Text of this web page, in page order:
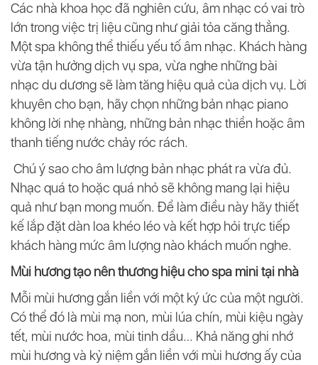
Các nhà khoa học đã nghiên cứu, âm nhạc có vai trò
lớn trong việc trị liệu cũng như giải tỏa căng thẳng.
Một spa không thể thiếu yếu tố âm nhạc. Khách hàng
vừa tận hưởng dịch vụ spa, vừa nghe những bài
nhạc du dương sẽ làm tăng hiệu quả của dịch vụ. Lời
khuyên cho bạn, hãy chọn những bản nhạc piano
không lời nhẹ nhàng, những bản nhạc thiền hoặc âm
thanh tiếng nước chảy róc rách.
Chú ý sao cho âm lượng bản nhạc phát ra vừa đủ.
Nhạc quá to hoặc quá nhỏ sẽ không mang lại hiệu
quả như bạn mong muốn. Để làm điều này hãy thiết
kế lắp đặt dàn loa khéo léo và kết hợp hỏi trực tiếp
khách hàng mức âm lượng nào khách muốn nghe.
Mùi hương tạo nên thương hiệu cho spa mini tại nhà
Mỗi mùi hương gắn liền với một ký ức của một người.
Có thể đó là mùi mạ non, mùi lúa chín, mùi kiệu ngày
tết, mùi nước hoa, mùi tinh dầu… Khả năng ghi nhớ
mùi hương và kỷ niệm gắn liền với mùi hương ấy của